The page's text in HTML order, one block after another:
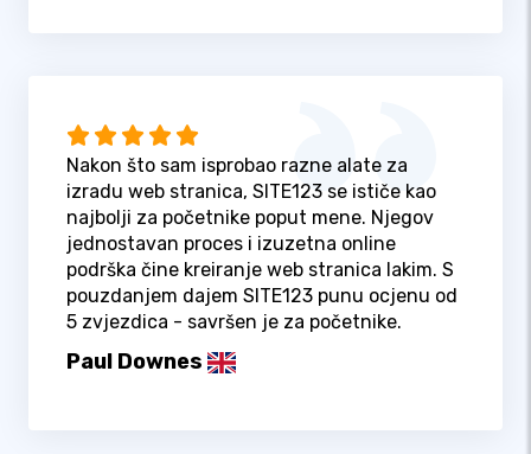
Nakon što sam isprobao razne alate za
izradu web stranica, SITE123 se ističe kao
najbolji za početnike poput mene. Njegov
jednostavan proces i izuzetna online
podrška čine kreiranje web stranica lakim. S
pouzdanjem dajem SITE123 punu ocjenu od
5 zvjezdica - savršen je za početnike.
Paul Downes